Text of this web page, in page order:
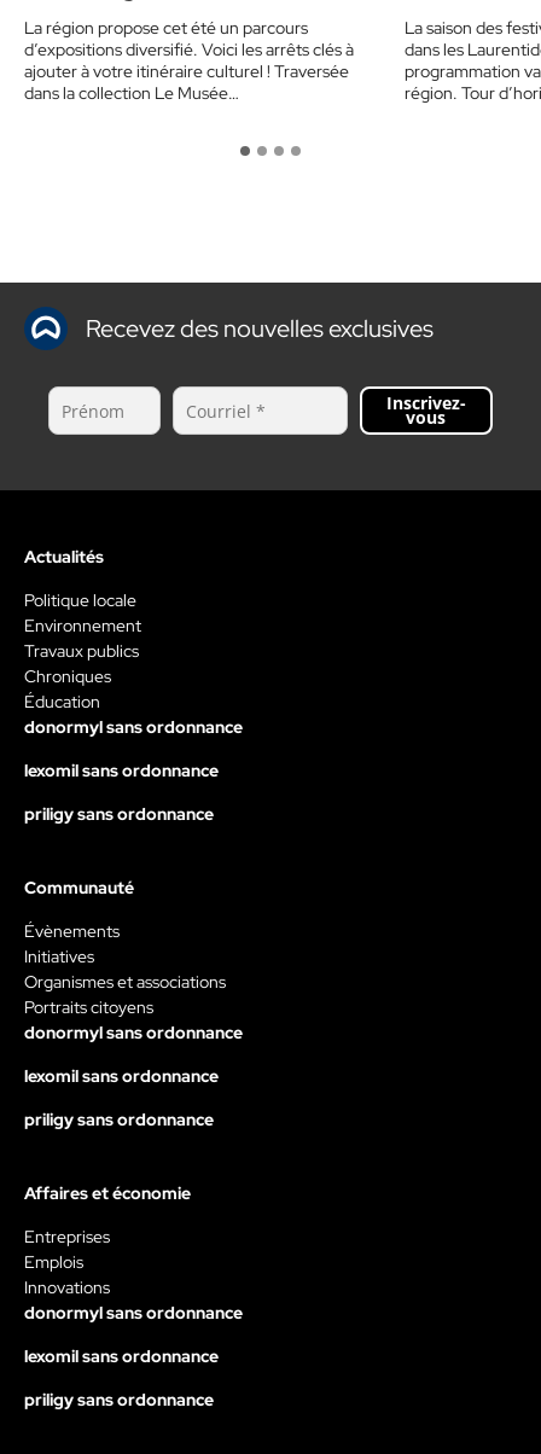
La région propose cet été un parcours
d’expositions diversifié. Voici les arrêts clés à
ajouter à votre itinéraire culturel ! Traversée
dans la collection Le Musée…
La saison des
dans les
programmation
région. Tour
Recevez des nouvelles exclusives
Inscrivez-
vous
Actualités
Politique locale
Environnement
Travaux publics
Chroniques
Éducation
donormyl sans ordonnance
lexomil sans ordonnance
priligy sans ordonnance
Communauté
Évènements
Initiatives
Organismes et associations
Portraits citoyens
donormyl sans ordonnance
lexomil sans ordonnance
priligy sans ordonnance
Affaires et économie
Entreprises
Emplois
Innovations
donormyl sans ordonnance
lexomil sans ordonnance
priligy sans ordonnance